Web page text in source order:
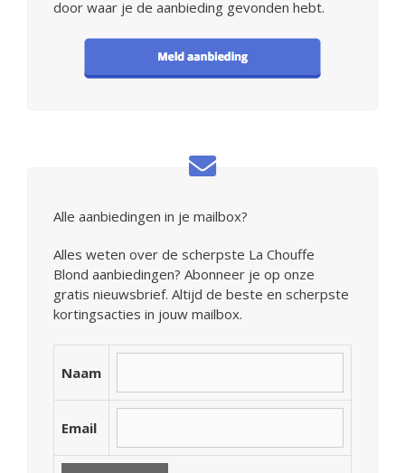
door waar je de aanbieding gevonden hebt.
Alle aanbiedingen in je mailbox?
Alles weten over de scherpste La Chouffe
Blond aanbiedingen? Abonneer je op onze
gratis nieuwsbrief. Altijd de beste en scherpste
kortingsacties in jouw mailbox.
Naam
Email